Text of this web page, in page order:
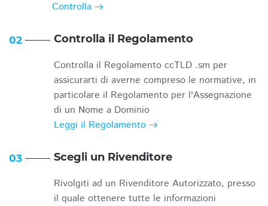
Controlla
02 Controlla il Regolamento
Controlla il Regolamento ccTLD .sm per
assicurarti di averne compreso le normative, in
particolare il Regolamento per l'Assegnazione
di un Nome a Dominio
Leggi il Regolamento
03 Scegli un Rivenditore
Rivolgiti ad un Rivenditore Autorizzato, presso
il quale ottenere tutte le informazioni